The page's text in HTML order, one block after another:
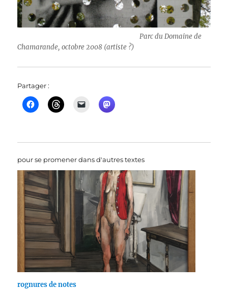
Parc du Domaine de
Chamarande, octobre 2008 (artiste ?)
Partager :
pour se promener dans d'autres textes
rognures de notes